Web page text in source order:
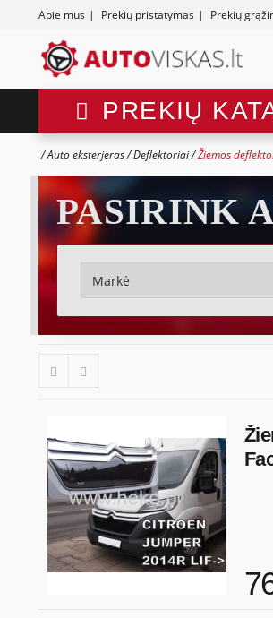
Apie mus | Prekių pristatymas | Prekių
PREKIŲ
Auto eksterjeras Deflektoriai Žiemos
PASIRINK